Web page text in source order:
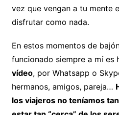
vez que vengan a tu mente
disfrutar como nada.
En estos momentos de
funcionado siempre a mí es
vídeo, por Whatsapp o
hermanos, amigos, pareja…
los viajeros no teníamos